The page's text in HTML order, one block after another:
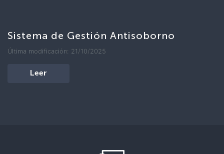
Sistema de Gestión Antisoborno
Última modificación: 21/10/2025
Leer